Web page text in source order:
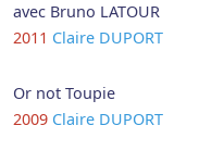
avec Bruno LATOUR
2011 Claire DUPORT
Or not Toupie
2009 Claire DUPORT